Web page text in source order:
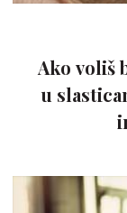
Ako voliš
u